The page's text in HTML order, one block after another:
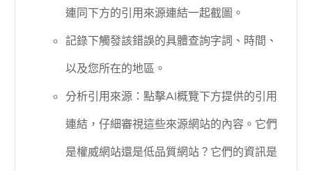
連同下方的引用來源連結一起截圖。
記錄下觸發該錯誤的具體查詢字詞、時間、
以及您所在的地區。
分析引用來源：點擊AI概覽下方提供的引用
連結，仔細審視這些來源網站的內容。它們
是權威網站還是低品質網站？它們的資訊是